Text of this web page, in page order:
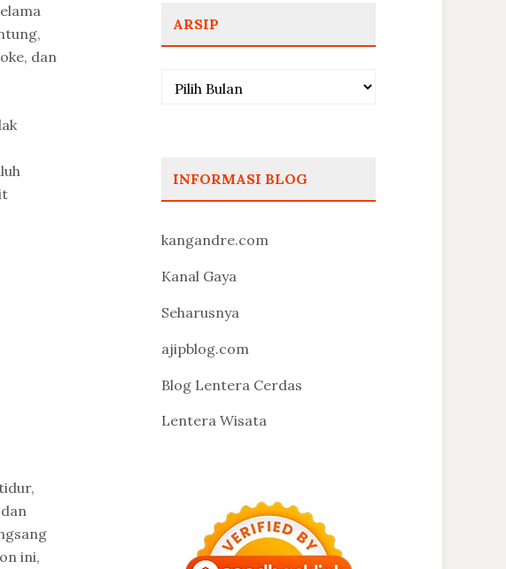
dan
ini,
ARSIP
Arsip
INFORMASI BLOG
kangandre.com
Kanal Gaya
Seharusnya
ajipblog.com
Blog Lentera Cerdas
Lentera Wisata